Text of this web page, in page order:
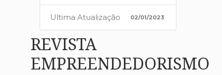
Ultima Atualização 02/01/2023
REVISTA
EMPREENDEDORISMO